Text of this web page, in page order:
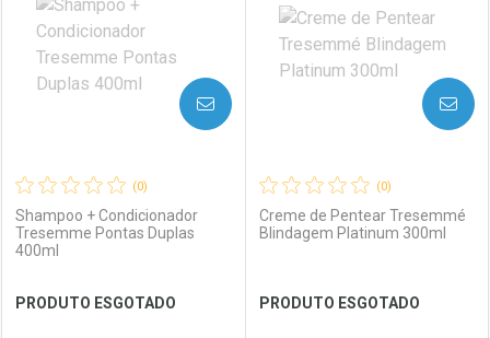
Ver Desconto Convênio Ver Desconto Convênio
(0)
Shampoo + Condicionador
Tresemme Pontas Duplas
400ml
PRODUTO ESGOTADO
AVISE-ME
(0)
Creme de Pentear Tresemmé
Blindagem Platinum 300ml
PRODUTO ESGOTADO
AVISE-ME